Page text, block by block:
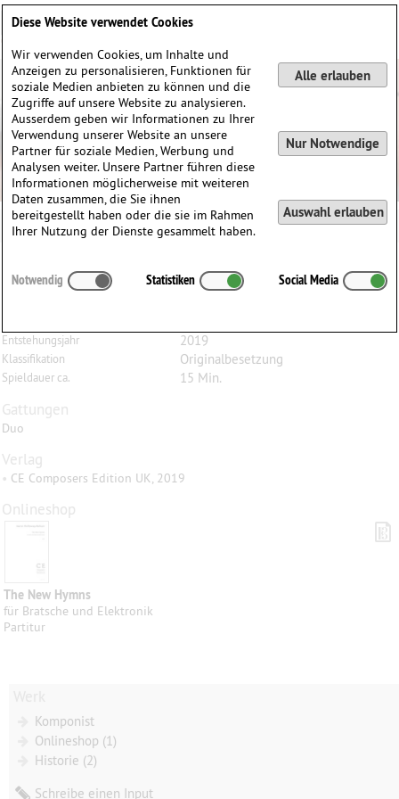
The New Hymns, für Bratsche und Elektronik
Entstehungsjahr 2019
Klassifikation Originalbesetzung
Spieldauer ca. 15 Min.
Gattungen
Duo
Verlag
• CE Composers Edition UK, 2019
Onlineshop
The New Hymns
für Bratsche und Elektronik
Partitur
Komponist
Onlineshop (1)
Historie (2)
Schreibe einen Input
Diese Website verwendet Cookies
Wir verwenden Cookies, um Inhalte und
Anzeigen zu personalisieren, Funktionen für
soziale Medien anbieten zu können und die
Zugriffe auf unsere Website zu analysieren.
Ausserdem geben wir Informationen zu Ihrer
Verwendung unserer Website an unsere
Partner für soziale Medien, Werbung und
Analysen weiter. Unsere Partner führen diese
Informationen möglicherweise mit weiteren
Daten zusammen, die Sie ihnen
bereitgestellt haben oder die sie im Rahmen
Ihrer Nutzung der Dienste gesammelt haben.
Alle erlauben
Nur Notwendige
Auswahl erlauben
Notwendig Statistiken Social Media